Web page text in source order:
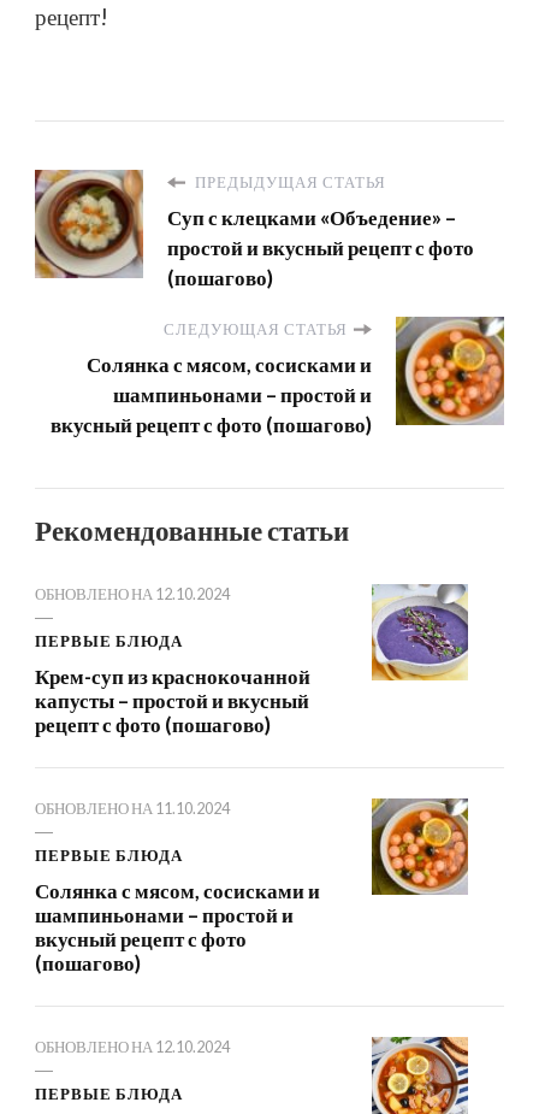
рецепт!
ПРЕДЫДУЩАЯ СТАТЬЯ
Суп с клецками «Объедение» –
простой и вкусный рецепт с фото
(пошагово)
СЛЕДУЮЩАЯ СТАТЬЯ
Солянка с мясом, сосисками и
шампиньонами – простой и
вкусный рецепт с фото (пошагово)
Рекомендованные статьи
ОБНОВЛЕНО НА 12.10.2024
ПЕРВЫЕ БЛЮДА
Крем-суп из краснокочанной
капусты – простой и вкусный
рецепт с фото (пошагово)
ОБНОВЛЕНО НА 11.10.2024
ПЕРВЫЕ БЛЮДА
Солянка с мясом, сосисками и
шампиньонами – простой и
вкусный рецепт с фото
(пошагово)
ОБНОВЛЕНО НА 12.10.2024
ПЕРВЫЕ БЛЮДА